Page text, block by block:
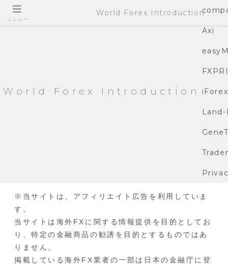
World Forex Introduction
Axi
iForex
Land-
※当サイトは、アフィリエイト広告を利用していま
す。
当サイトは海外FXに関する情報提供を目的としてお
り、特定の金融商品の勧誘を目的とするものではあ
りません。
掲載している海外FX業者の一部は日本の金融庁に登
メニュー
World Forex Introduction